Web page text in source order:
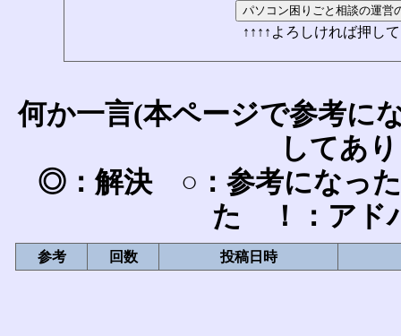
↑↑↑↑よろしければ押し
何か一言(本ページで参考に
してあ
◎：解決 ○：参考になっ
た ！：アド
参考 回数 投稿日時